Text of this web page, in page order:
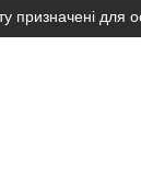
призначені для